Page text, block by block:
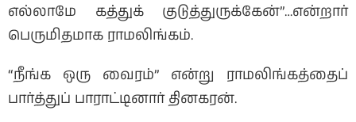
எல்லாமே கத்துக் குடுத்துருக்கேன்”…என்றார்
பெருமிதமாக ராமலிங்கம்.
“நீங்க ஒரு வைரம்” என்று ராமலிங்கத்தைப்
பார்த்துப் பாராட்டினார் தினகரன்.